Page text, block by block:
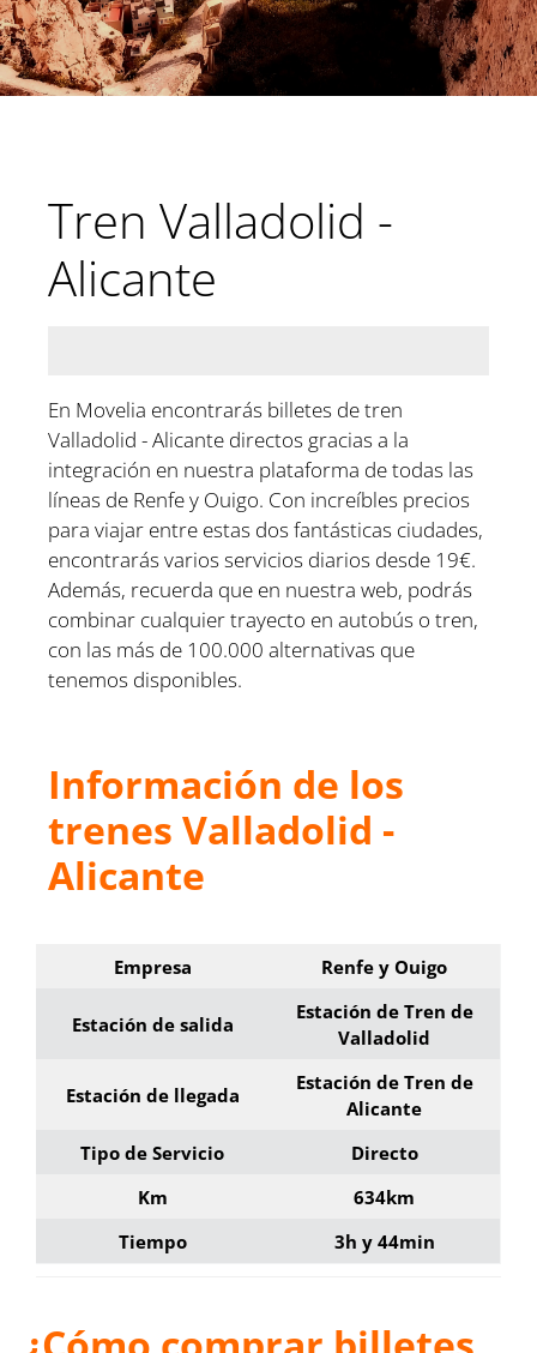
Tren Valladolid -
Alicante
En Movelia encontrarás billetes de tren
Valladolid - Alicante directos gracias a la
integración en nuestra plataforma de todas las
líneas de Renfe y Ouigo. Con increíbles precios
para viajar entre estas dos fantásticas ciudades,
encontrarás varios servicios diarios desde 19€.
Además, recuerda que en nuestra web, podrás
combinar cualquier trayecto en autobús o tren,
con las más de 100.000 alternativas que
tenemos disponibles.
Información de los
trenes Valladolid -
Alicante
Empresa Renfe y Ouigo
Estación de salida
Estación de Tren de
Valladolid
Estación de llegada
Estación de Tren de
Alicante
Tipo de Servicio
Directo
Km
634km
Tiempo
3h y 44min